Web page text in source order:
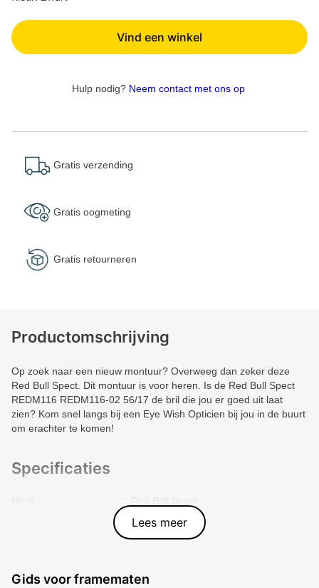
Vind een winkel
Hulp nodig? Neem contact met ons op
Gratis verzending
Gratis oogmeting
Gratis retourneren
Productomschrijving
Op zoek naar een nieuw montuur? Overweeg dan zeker deze
Red Bull Spect. Dit montuur is voor heren. Is de Red Bull Spect
REDM116 REDM116-02 56/17 de bril die jou er goed uit laat
zien? Kom snel langs bij een Eye Wish Opticien bij jou in de buurt
om erachter te komen!
Specificaties
Merk
Red Bull Spect
Zwart
Metal
Lees meer
Gids voor framematen